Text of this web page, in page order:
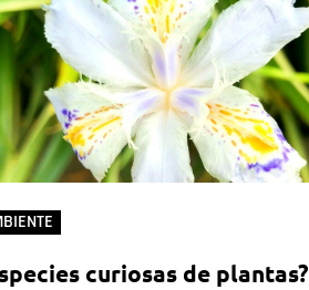
curiosas de plantas?